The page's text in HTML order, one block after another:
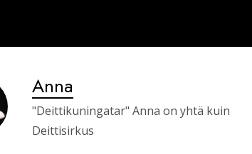
Anna
"Deittikuningatar" Anna on yhtä kuin
Deittisirkus